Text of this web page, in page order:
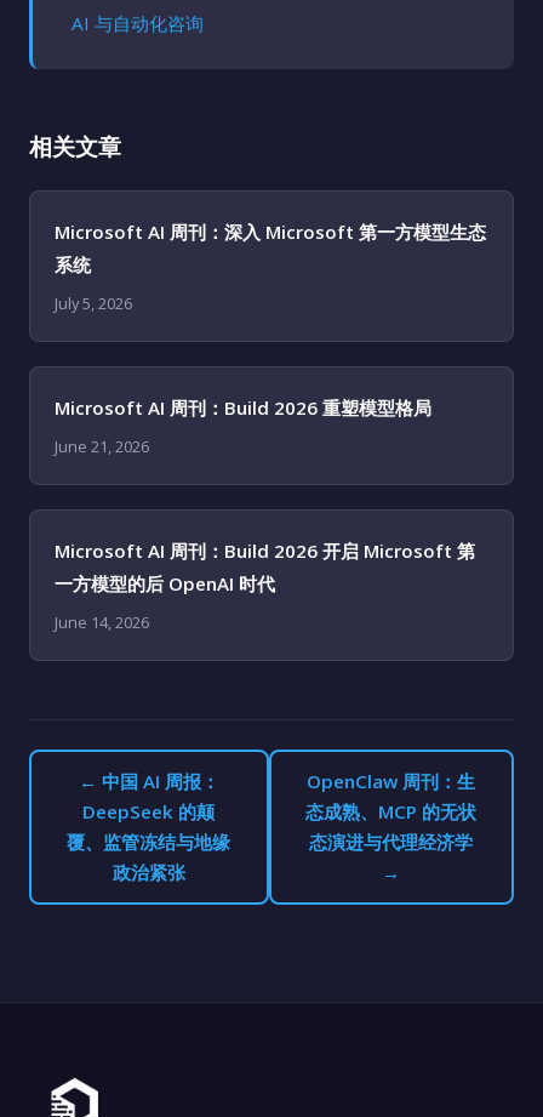
AI 与自动化咨询
相关文章
Microsoft AI 周刊：深入 Microsoft 第一方模型生态
系统
July 5, 2026
Microsoft AI 周刊：Build 2026 重塑模型格局
June 21, 2026
Microsoft AI 周刊：Build 2026 开启 Microsoft 第
一方模型的后 OpenAI 时代
June 14, 2026
← 中国 AI 周报：
DeepSeek 的颠
覆、监管冻结与地缘
政治紧张
OpenClaw 周刊：生
态成熟、MCP 的无状
态演进与代理经济学
→